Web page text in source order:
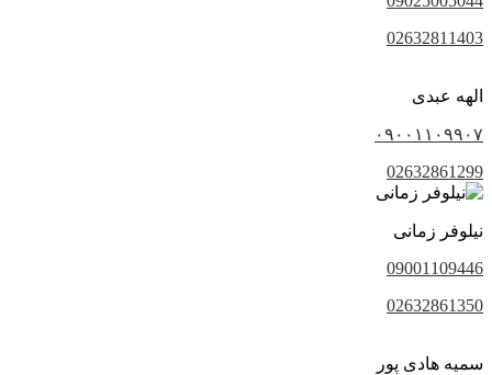
02632811403
الهه عبدی
۰۹۰۰۱۱۰۹۹۰۷
02632861299
نیلوفر زمانی
09001109446
02632861350
سمیه هادی پور